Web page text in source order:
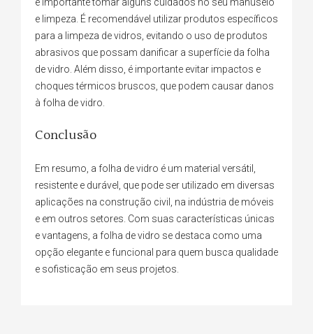
e limpeza. É recomendável utilizar produtos específicos
para a limpeza de vidros, evitando o uso de produtos
abrasivos que possam danificar a superfície da folha
de vidro. Além disso, é importante evitar impactos e
choques térmicos bruscos, que podem causar danos
à folha de vidro.
Conclusão
Em resumo, a folha de vidro é um material versátil,
resistente e durável, que pode ser utilizado em diversas
aplicações na construção civil, na indústria de móveis
e em outros setores. Com suas características únicas
e vantagens, a folha de vidro se destaca como uma
opção elegante e funcional para quem busca qualidade
e sofisticação em seus projetos.